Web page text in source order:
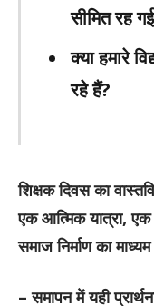
सीमित रह
क्या हमारे
रहे हैं?
शिक्षक दिवस का
एक आत्मिक यात्रा,
समाज निर्माण का
– समापन में यही